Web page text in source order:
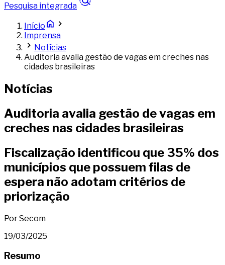
Pesquisa integrada
Início
Imprensa
Notícias
Auditoria avalia gestão de vagas em creches nas
cidades brasileiras
Notícias
Auditoria avalia gestão de vagas em
creches nas cidades brasileiras
Fiscalização identificou que 35% dos
municípios que possuem filas de
espera não adotam critérios de
priorização
Por Secom
19/03/2025
Resumo